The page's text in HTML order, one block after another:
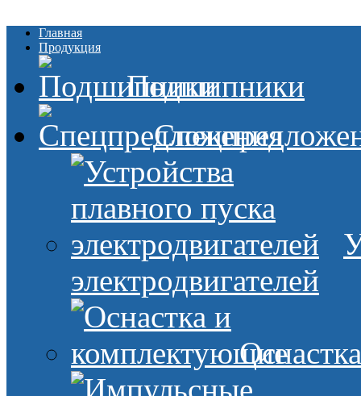
Главная
Продукция
Подшипники
электродвигателей